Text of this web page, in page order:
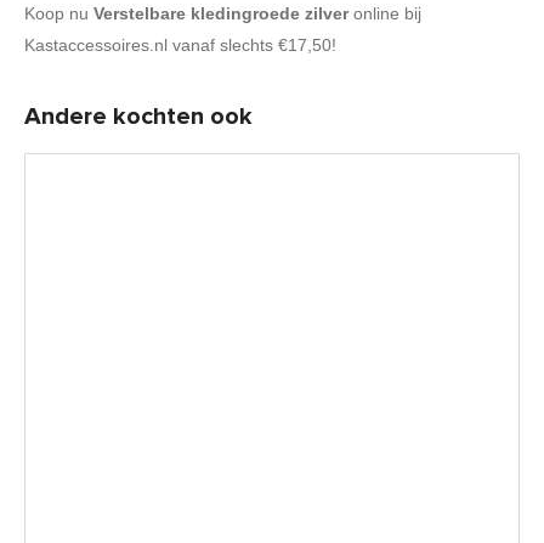
Koop nu Verstelbare kledingroede zilveronline bij
Kastaccessoires.nl vanaf slechts €17,50!
Andere kochten ook